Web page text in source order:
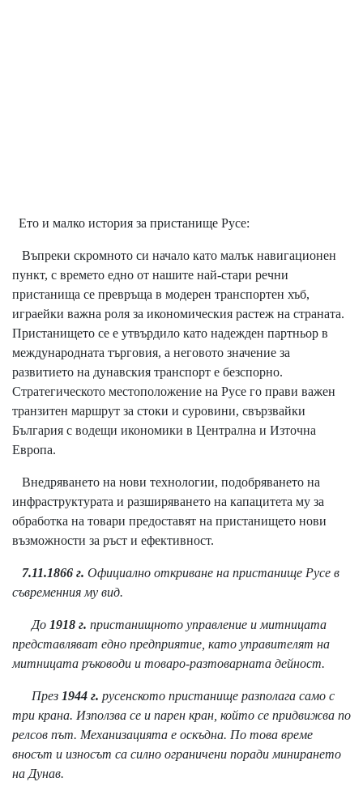
Ето и малко история за пристанище Русе:
Въпреки скромното си начало като малък навигационен
пункт, с времето едно от нашите най-стари речни
пристанища се превръща в модерен транспортен хъб,
играейки важна роля за икономическия растеж на страната.
Пристанището се е утвърдило като надежден партньор в
международната търговия, а неговото значение за
развитието на дунавския транспорт е безспорно.
Стратегическото местоположение на Русе го прави важен
транзитен маршрут за стоки и суровини, свързвайки
България с водещи икономики в Централна и Източна
Европа.
Внедряването на нови технологии, подобряването на
инфраструктурата и разширяването на капацитета му за
обработка на товари предоставят на пристанището нови
възможности за ръст и ефективност.
7.11.1866 г. Официално откриване на пристанище Русе в
съвременния му вид.
До 1918 г. пристанищното управление и митницата
представляват едно предприятие, като управителят на
митницата ръководи и товаро-разтоварната дейност.
През 1944 г. русенското пристанище разполага само с
три крана. Използва се и парен кран, който се придвижва по
релсов път. Механизацията е оскъдна. По това време
вносът и износът са силно ограничени поради минирането
на Дунав.